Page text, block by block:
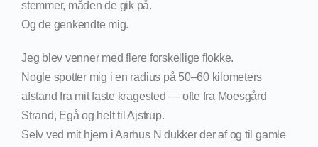
stemmer, måden de gik på.
Og de genkendte mig.
Jeg blev venner med flere forskellige flokke.
Nogle spotter mig i en radius på 50–60 kilometers
afstand fra mit faste kragested — ofte fra Moesgård
Strand, Egå og helt til Ajstrup.
Selv ved mit hjem i Aarhus N dukker der af og til gamle